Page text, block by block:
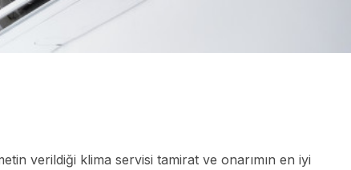
verildiği klima servisi tamirat ve onarımın en iyi